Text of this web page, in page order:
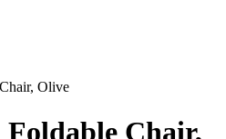
Olive
Chair,